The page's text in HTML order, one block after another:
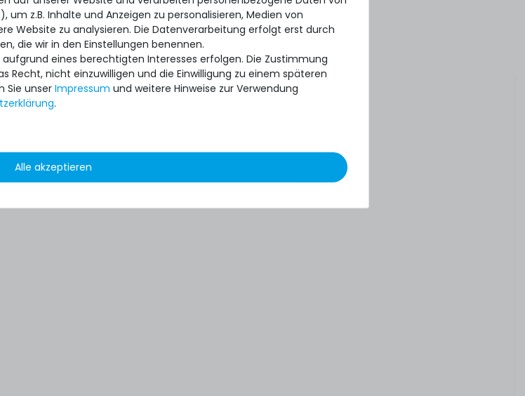
um z.B. Inhalte und Anzeigen zu personalisieren, Medien von
Website zu analysieren. Die Datenverarbeitung erfolgt erst durch
die wir in den Einstellungen benennen.
eines berechtigten Interesses erfolgen. Die Zustimmung
Recht, nicht einzuwilligen und die Einwilligung zu einem späteren
Sie unser Impressum und weitere Hinweise zur Verwendung
.
Alle akzeptieren